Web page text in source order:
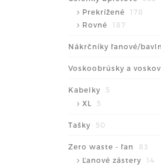
Prekrížené
178
Rovné
187
Nákrčníky ľanové/
Voskoobrúsky a
Kabelky
5
XL
5
Tašky 50
Zero waste - ľan
83
Ľanové zástery
14